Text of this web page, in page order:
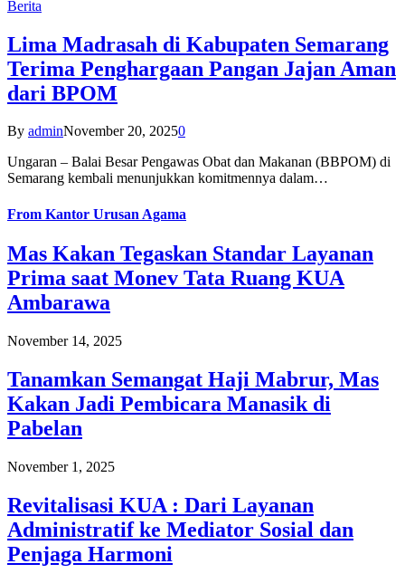
Berita
Lima Madrasah di Kabupaten Semarang
Terima Penghargaan Pangan Jajan Aman
dari BPOM
By adminNovember 20, 20250
Ungaran – Balai Besar Pengawas Obat dan Makanan (BBPOM) di
Semarang kembali menunjukkan komitmennya dalam…
From Kantor Urusan Agama
Mas Kakan Tegaskan Standar Layanan
Prima saat Monev Tata Ruang KUA
Ambarawa
November 14, 2025
Tanamkan Semangat Haji Mabrur, Mas
Kakan Jadi Pembicara Manasik di
Pabelan
November 1, 2025
Revitalisasi KUA : Dari Layanan
Administratif ke Mediator Sosial dan
Penjaga Harmoni